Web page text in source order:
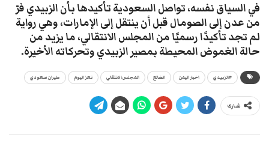
في السياق نفسه، تواصل السعودية تأكيدها بأن الزبيدي فرّ
من عدن إلى الصومال قبل أن ينتقل إلى الإمارات، وهي رواية
لم تجد تأكيدًا رسميًا من المجلس الانتقالي، ما يزيد من
حالة الغموض المحيطة بمصير الزبيدي وتحركاته الأخيرة.
#الزبيدي اخبار اليمن الضالع المجلس الانتقالي تعز اليوم طيران سعودي
شارك